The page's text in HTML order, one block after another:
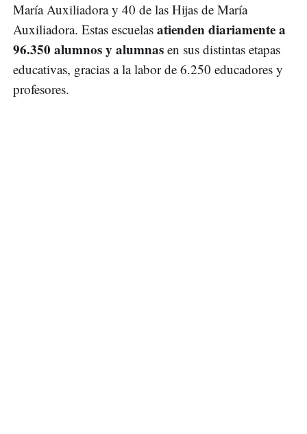
María Auxiliadora y 40 de las Hijas de María
Auxiliadora. Estas escuelas atienden diariamente a
96.350 alumnos y alumnas en sus distintas etapas
educativas, gracias a la labor de 6.250 educadores y
profesores.